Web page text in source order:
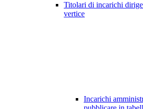
Titolari di incarichi
vertice
Incarichi